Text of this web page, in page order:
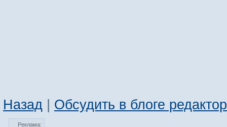
Назад | Обсудить в блоге
Реклама: